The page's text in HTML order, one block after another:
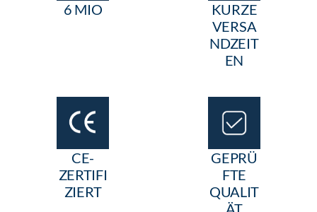
6 MIO
KURZE
VERSA
NDZEIT
EN
CE-
ZERTIFI
ZIERT
GEPRÜ
FTE
QUALIT